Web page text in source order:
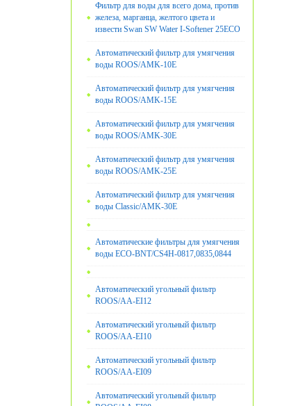
Фильтр для воды для всего дома, против
железа, марганца, желтого цвета и
извести Swan SW Water I-Softener 25ECO
Автоматический фильтр для умягчения
воды ROOS/AMK-10E
Автоматический фильтр для умягчения
воды ROOS/AMK-15E
Автоматический фильтр для умягчения
воды ROOS/AMK-30E
Автоматический фильтр для умягчения
воды ROOS/AMK-25E
Автоматический фильтр для умягчения
воды Classic/AMK-30E
Автоматические фильтры для умягчения
воды ECO-BNT/CS4H-0817,0835,0844
Автоматический угольный фильтр
ROOS/AA-EI12
Автоматический угольный фильтр
ROOS/AA-EI10
Автоматический угольный фильтр
ROOS/AA-EI09
Автоматический угольный фильтр